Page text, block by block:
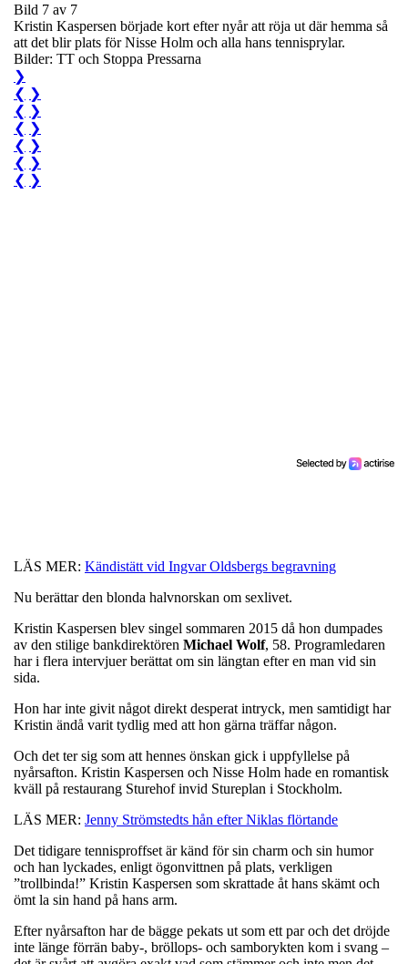
Bild 7 av 7
Kristin Kaspersen började kort efter nyår att röja ut där hemma så
att det blir plats för Nisse Holm och alla hans tennisprylar.
Bilder: TT och Stoppa Pressarna
❯
❮ ❯
❮ ❯
❮ ❯
❮ ❯
❮ ❯
❮ ❯
LÄS MER: Kändistätt vid Ingvar Oldsbergs begravning
Nu berättar den blonda halvnorskan om sexlivet.
Kristin Kaspersen blev singel sommaren 2015 då hon dumpades
av den stilige bankdirektören Michael Wolf, 58. Programledaren
har i flera intervjuer berättat om sin längtan efter en man vid sin
sida.
Hon har inte givit något direkt desperat intryck, men samtidigt har
Kristin ändå varit tydlig med att hon gärna träffar någon.
Och det ter sig som att hennes önskan gick i uppfyllelse på
nyårsafton. Kristin Kaspersen och Nisse Holm hade en romantisk
kväll på restaurang Sturehof invid Stureplan i Stockholm.
LÄS MER: Jenny Strömstedts hån efter Niklas flörtande
Det tidigare tennisproffset är känd för sin charm och sin humor
och han lyckades, enligt ögonvittnen på plats, verkligen
”trollbinda!” Kristin Kaspersen som skrattade åt hans skämt och
ömt la sin hand på hans arm.
Efter nyårsafton har de bägge pekats ut som ett par och det dröjde
inte länge förrän baby-, bröllops- och samborykten kom i svang –